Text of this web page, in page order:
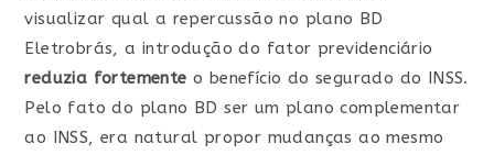
visualizar qual a repercussão no plano BD
Eletrobrás, a introdução do fator previdenciário
reduzia fortemente o benefício do segurado do INSS.
Pelo fato do plano BD ser um plano complementar
ao INSS, era natural propor mudanças ao mesmo